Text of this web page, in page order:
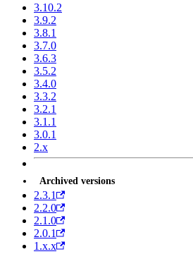
3.10.2
3.9.2
3.8.1
3.7.0
3.6.3
3.5.2
3.4.0
3.3.2
3.2.1
3.1.1
3.0.1
2.x
Archived versions
2.3.1
2.2.0
2.1.0
2.0.1
1.x.x